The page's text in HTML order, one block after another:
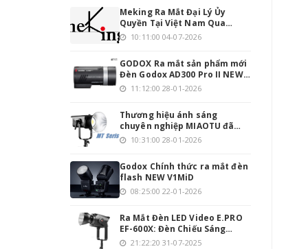
Meking Ra Mắt Đại Lý Ủy
Quyền Tại Việt Nam Qua
Emaily.pro
10:11:00 04-07-2026
GODOX Ra mắt sản phẩm mới
Đèn Godox AD300 Pro II NEW
phiên bản nâng cấp
11:12:00 28-01-2026
Thương hiệu ánh sáng
chuyên nghiệp MIAOTU đã
chính thức đặt chân vào thị
10:31:00 28-01-2026
Godox Chính thức ra mắt đèn
flash NEW V1MiD
08:25:00 22-01-2026
Ra Mắt Đèn LED Video E.PRO
EF-600X: Đèn Chiếu Sáng
Mạnh Mẽ Cho Người Đam Mê
21:22:20 31-07-2025